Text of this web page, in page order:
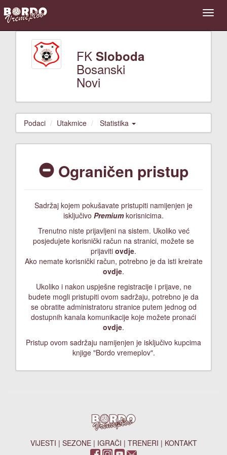
FK Sloboda
Bosanski
Novi
Podaci Utakmice Statistika
Ograničen pristup
Sadržaj kojem pokušavate pristupiti namijenjen je
isključivo Premiumkorisnicima.
Trenutno niste prijavljeni na sistem. Ukoliko već
posjedujete korisnički račun na stranici, možete se
prijaviti ovdje.
Ako nemate korisnički račun, potrebno je da isti kreirate
ovdje.
Ukoliko i nakon uspješne registracije i prijave, ne
budete mogli pristupiti ovom sadržaju, potrebno je da
se obratite administratoru stranice putem jednog od
dostupnih kanala komunikacije koje možete pronaći
ovdje.
Pristup ovom sadržaju namijenjen je isključivo kupcima
knjige "Bordo vremeplov".
VIJESTI | SEZONE| IGRAČI | TRENERI | KONTAKT